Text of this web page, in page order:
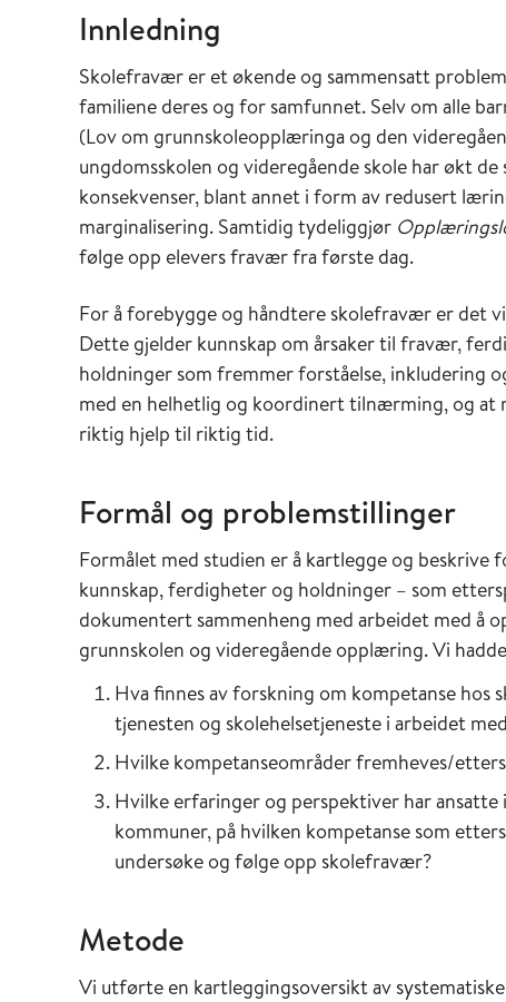
Innledning
Skolefravær er et økende og sammensatt
familiene deres og for samfunnet. Selv om alle
(Lov om grunnskoleopplæringa og den
ungdomsskolen og videregående skole har økt
konsekvenser, blant annet i form av redusert
marginalisering. Samtidig tydeliggjør
følge opp elevers fravær fra første dag.
For å forebygge og håndtere skolefravær er det
Dette gjelder kunnskap om årsaker til fravær,
holdninger som fremmer forståelse, inkludering
med en helhetlig og koordinert tilnærming, og at
riktig hjelp til riktig tid.
Formål og problemstillinger
Formålet med studien er å kartlegge og
kunnskap, ferdigheter og holdninger – som
dokumentert sammenheng med arbeidet med å
grunnskolen og videregående opplæring. Vi
Hva finnes av forskning om kompetanse hos
tjenesten og skolehelsetjeneste i arbeidet
Hvilke kompetanseområder fremheves/
Hvilke erfaringer og perspektiver har
kommuner, på hvilken kompetanse som
undersøke og følge opp skolefravær?
Metode
Vi utførte en kartleggingsoversikt av